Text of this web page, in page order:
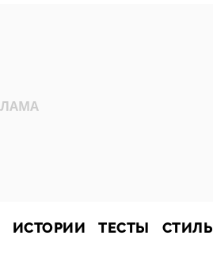
ИСТОРИИ ТЕСТЫ СТИЛЬ